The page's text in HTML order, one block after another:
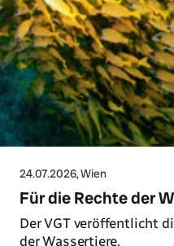
24.07.2026, Wien
Für die Rechte der
Der VGT veröffentlicht
der Wassertiere.